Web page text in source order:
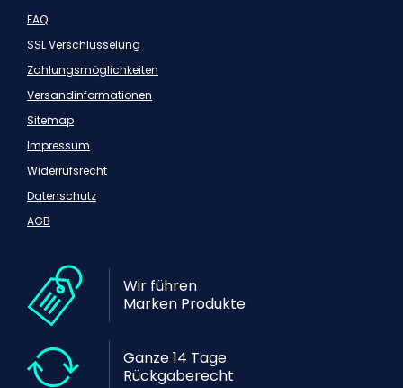
FAQ
SSL Verschlüsselung
Zahlungsmöglichkeiten
Versandinformationen
Sitemap
Impressum
Widerrufsrecht
Datenschutz
AGB
Wir führen
Marken Produkte
Ganze 14 Tage
Rückgaberecht